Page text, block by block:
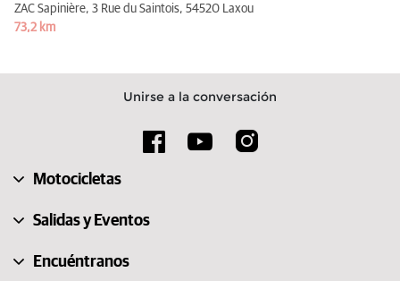
ZAC Sapinière, 3 Rue du Saintois, 54520 Laxou
73,2 km
Unirse a la conversación
Motocicletas
Salidas y Eventos
Encuéntranos